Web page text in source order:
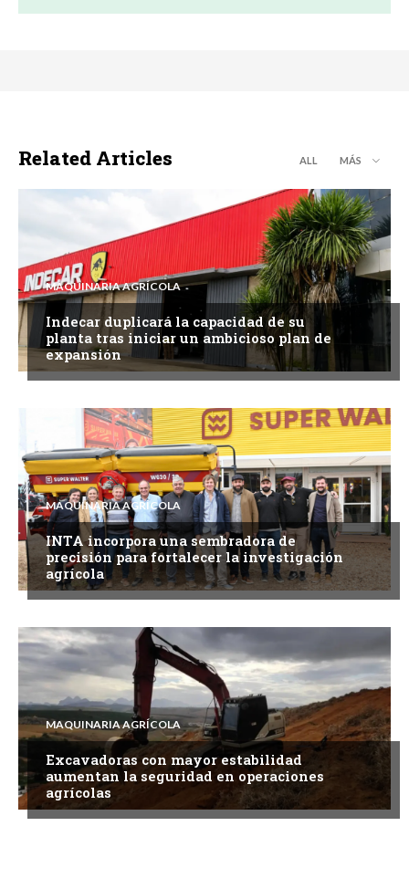
Related Articles ALL MÁS
MAQUINARIA AGRÍCOLA
Indecar duplicará la capacidad de su
planta tras iniciar un ambicioso plan de
expansión
MAQUINARIA AGRÍCOLA
INTA incorpora una sembradora de
precisión para fortalecer la investigación
agrícola
MAQUINARIA AGRÍCOLA
Excavadoras con mayor estabilidad
aumentan la seguridad en operaciones
agrícolas